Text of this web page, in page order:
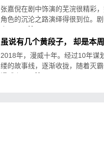
张嘉倪在剧中饰演的芜浣很精彩
角色的沉沦之路演绎得很到位。
2018年，漫威十年。经过10年谋
缕的故事线，逐渐收拢，随着灭霸